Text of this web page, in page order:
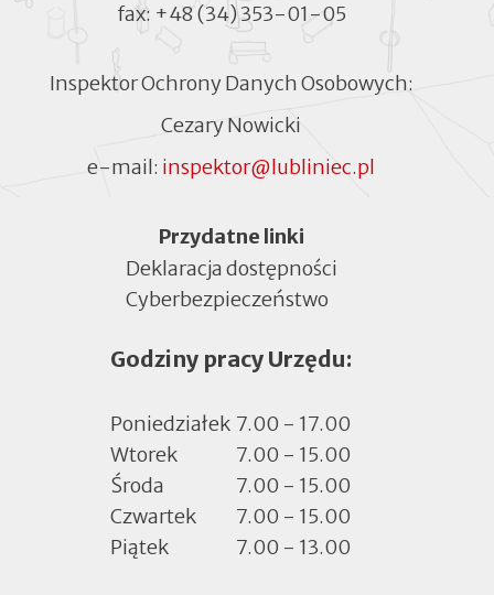
fax: +48 (34) 353-01-05
Inspektor Ochrony Danych Osobowych:
Cezary Nowicki
e-mail: inspektor@lubliniec.pl
MenuPrzydatne linki
Deklaracja dostępności
Cyberbezpieczeństwo
w
zakładce
Godziny pracy Urzędu:
Poniedziałek 7.00 - 17.00
Wtorek
7.00 - 15.00
Środa
7.00 - 15.00
Czwartek
7.00 - 15.00
Piątek
7.00 - 13.00